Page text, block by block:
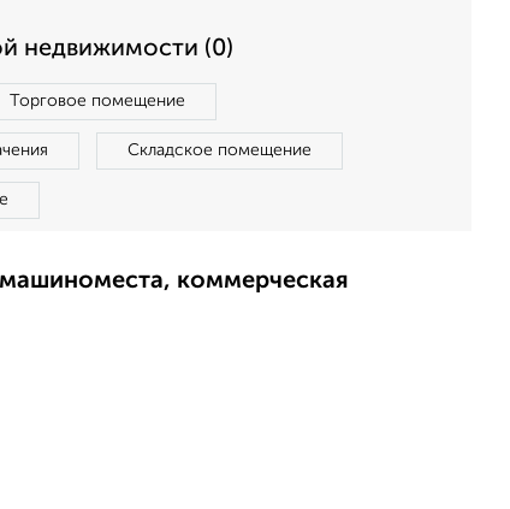
недвижимости (0)
Торговое помещение
Складское помещение
коммерческая